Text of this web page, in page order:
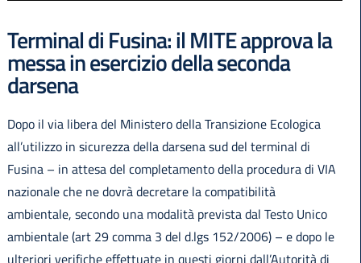
Terminal di Fusina: il MITE approva la
messa in esercizio della seconda
darsena
Dopo il via libera del Ministero della Transizione Ecologica
all’utilizzo in sicurezza della darsena sud del terminal di
Fusina – in attesa del completamento della procedura di VIA
nazionale che ne dovrà decretare la compatibilità
ambientale, secondo una modalità prevista dal Testo Unico
ambientale (art 29 comma 3 del d.lgs 152/2006) – e dopo le